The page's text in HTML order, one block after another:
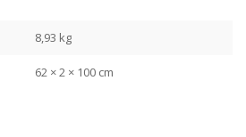
8,93 kg
62 × 2 × 100 cm